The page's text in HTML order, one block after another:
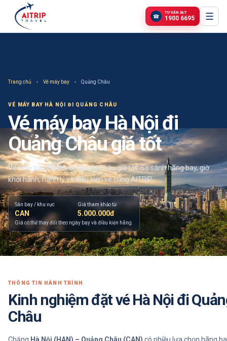
☎
TƯ VẤN 24/7
1900 6695 ☰
Trang chủ › Vé máy bay › Quảng Châu
VÉ MÁY BAY HÀ NỘI ĐI QUẢNG CHÂU
Vé máy bay Hà Nội đi
Quảng Châu giá tốt
Vé máy bay Hà Nội đi Quảng Châu giá tốt. So sánh hãng bay, giờ
khởi hành, hành lý và điều kiện vé cùng AITRIP.
Sân bay / khu vực
CAN
Giá tham khảo từ
5.000.000đ
Giá có thể thay đổi theo ngày bay và điều kiện hãng.
THÔNG TIN HÀNH TRÌNH
Kinh nghiệm đặt vé Hà Nội đi
Châu